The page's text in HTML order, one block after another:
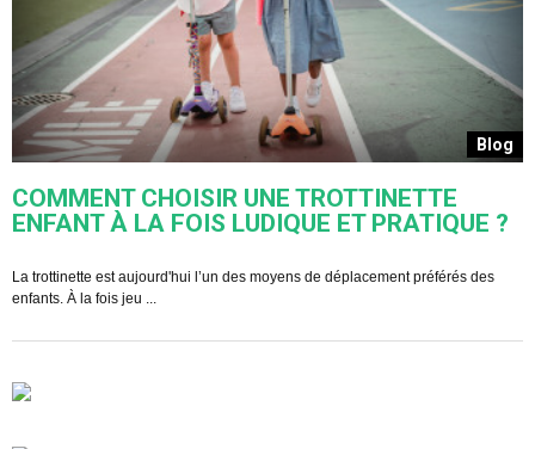
Blog
COMMENT CHOISIR UNE TROTTINETTE
ENFANT À LA FOIS LUDIQUE ET PRATIQUE ?
La trottinette est aujourd'hui l’un des moyens de déplacement préférés des
enfants. À la fois jeu ...